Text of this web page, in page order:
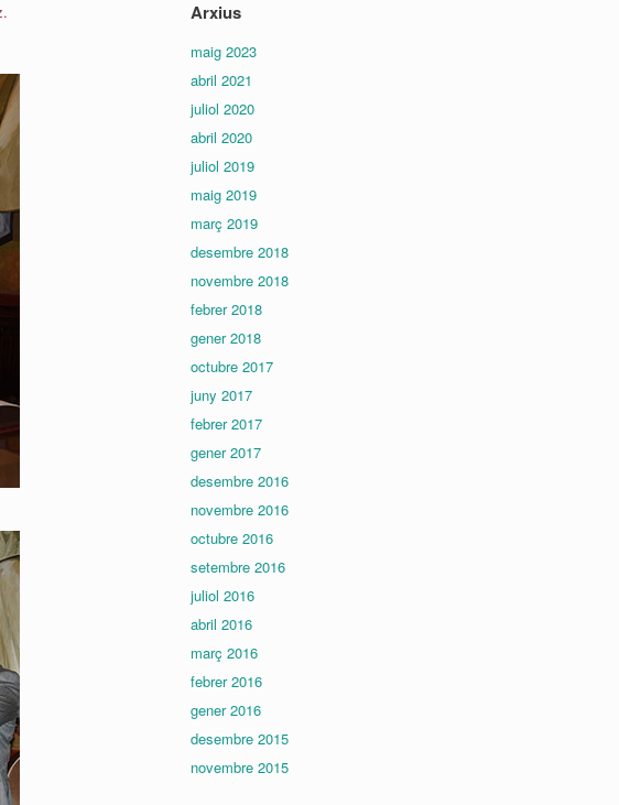
Arxius
maig 2023
abril 2021
juliol 2020
abril 2020
juliol 2019
maig 2019
març 2019
desembre 2018
novembre 2018
febrer 2018
gener 2018
octubre 2017
juny 2017
febrer 2017
gener 2017
desembre 2016
novembre 2016
octubre 2016
setembre 2016
juliol 2016
abril 2016
març 2016
febrer 2016
gener 2016
desembre 2015
novembre 2015